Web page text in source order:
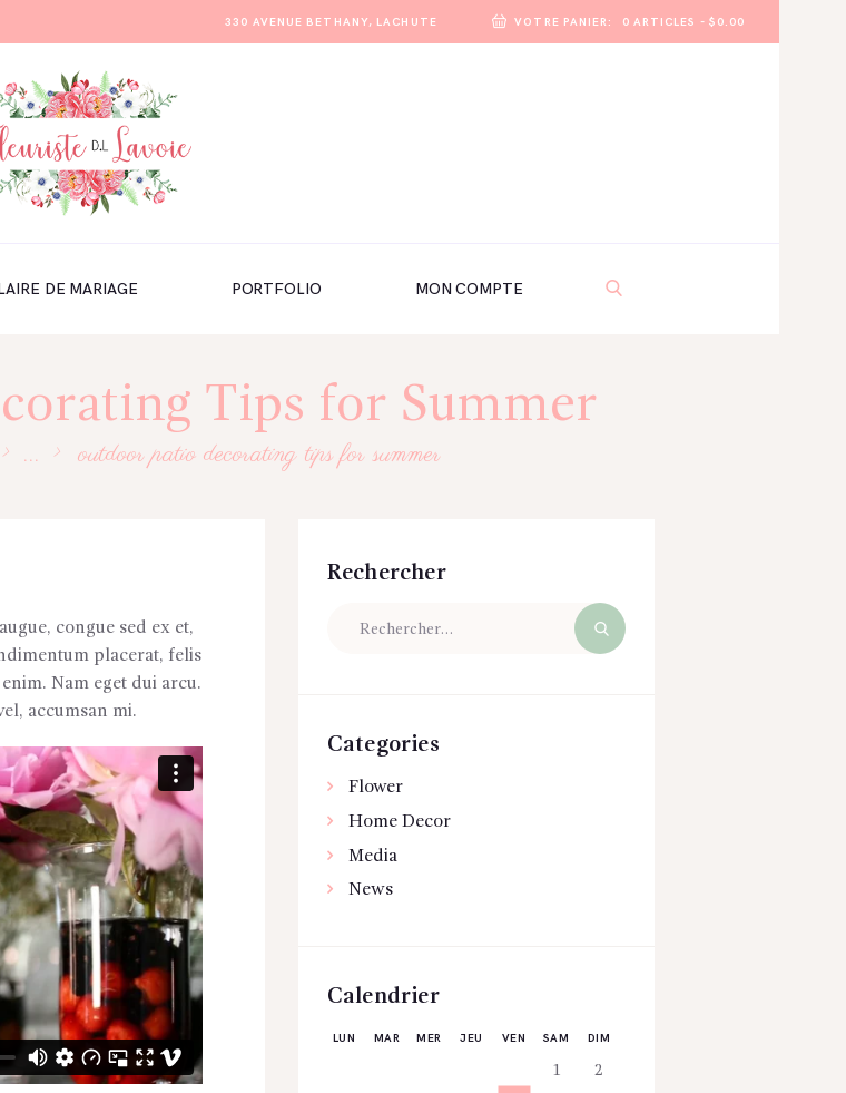
330 AVENUE BETHANY, LACHUTE VOTRE PANIER: 0 ARTICLES - $0.00
DE MARIAGE PORTFOLIO MON COMPTE
Tips for Summer
... outdoor patio decorating tips for summer
congue sed ex et,
placerat, felis
Nam eget dui arcu.
accumsan mi.
Rechercher
Categories
Flower
Home Decor
Media
News
Calendrier
LUN MAR MER JEU VEN SAM DIM
1 2